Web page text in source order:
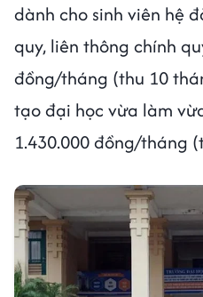
dành cho sinh viên hệ
quy, liên thông chính
đồng/tháng (thu 10
tạo đại học vừa làm
1.430.000 đồng/tháng